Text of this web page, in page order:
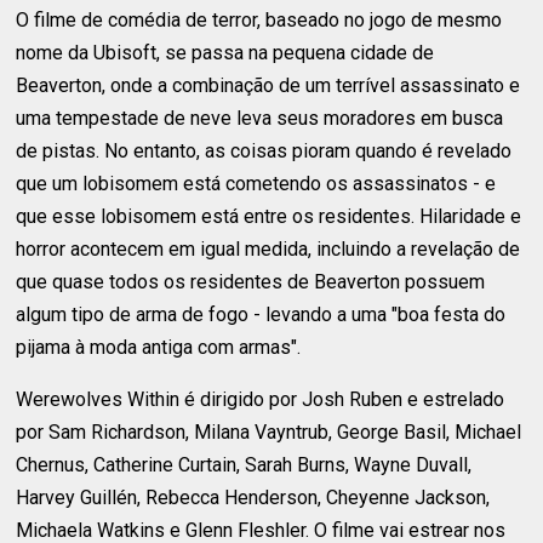
O filme de comédia de terror, baseado no jogo de mesmo
nome da Ubisoft, se passa na pequena cidade de
Beaverton, onde a combinação de um terrível assassinato e
uma tempestade de neve leva seus moradores em busca
de pistas. No entanto, as coisas pioram quando é revelado
que um lobisomem está cometendo os assassinatos - e
que esse lobisomem está entre os residentes. Hilaridade e
horror acontecem em igual medida, incluindo a revelação de
que quase todos os residentes de Beaverton possuem
algum tipo de arma de fogo - levando a uma "boa festa do
pijama à moda antiga com armas".
Werewolves Within é dirigido por Josh Ruben e estrelado
por Sam Richardson, Milana Vayntrub, George Basil, Michael
Chernus, Catherine Curtain, Sarah Burns, Wayne Duvall,
Harvey Guillén, Rebecca Henderson, Cheyenne Jackson,
Michaela Watkins e Glenn Fleshler. O filme vai estrear nos